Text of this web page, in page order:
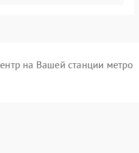
на Вашей станции метро